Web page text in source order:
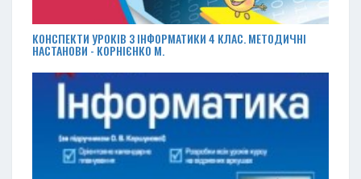
КОНСПЕКТИ УРОКІВ З ІНФОРМАТИКИ 4 КЛАС. МЕТОДИЧНІ
НАСТАНОВИ - КОРНІЄНКО М.